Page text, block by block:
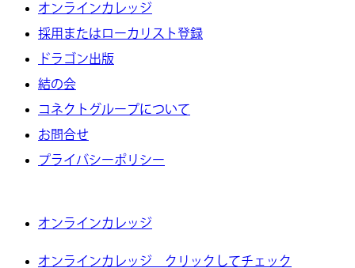
オンラインカレッジ
採用またはローカリスト登録
ドラゴン出版
結の会
コネクトグループについて
お問合せ
プライバシーポリシー
オンラインカレッジ
オンラインカレッジ クリックしてチェック